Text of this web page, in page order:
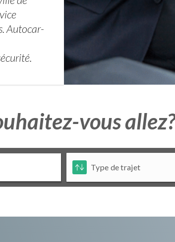
Autocar-
vous allez?